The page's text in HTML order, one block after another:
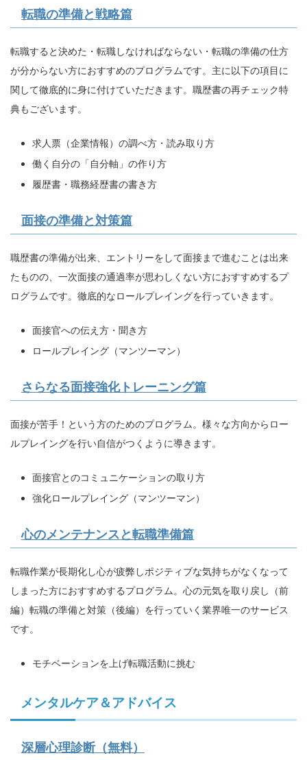
転職の準備と戦略篇
転職すると決めた・転職しなければならない・転職の準備の仕方
が分からない方におすすめのプログラムです。主に以下の項目に
関して徹底的に身に付けていただきます。職歴書の再チェック特
典もございます。
求人票（企業情報）の調べ方・読み取り方
働く自分の「自分軸」の作り方
履歴書・職務経歴書の書き方
面接の準備と対策篇
職歴書の準備が出来、エントリーをして面接まで進むことは出来
たものの、一次面接の通過率が思わしくない方におすすめするプ
ログラムです。徹底的なロールプレイングを行っていきます。
面接官への伝え方・聞き方
ロールプレイング（マンツーマン）
さらなる面接強化トレーニング篇
面接が苦手！という方のためのプログラム。様々な方向からロー
ルプレイングを行い自信がつくように導きます。
面接官とのコミュニケーションの取り方
強化ロールプレイング（マンツーマン）
心のメンテナンスと転職準備篇
転職作業が長期化し心が疲弊しポジティブな気持ちがなくなって
しまった方におすすめするプログラム。心の元気を取り戻し（前
編）転職の準備と対策（後編）を行っていく業界唯一のサービス
です。
モチベーションを上げ転職活動に挑む
メンタルケア＆アドバイス
深層心理診断（無料）